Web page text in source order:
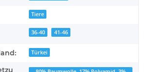
Tiere
36-40 41-46
Türkei